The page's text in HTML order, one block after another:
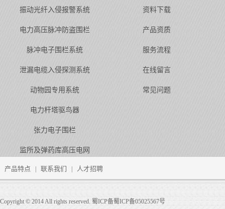
振动光纤入侵报警系统
电力高压脉冲防盗围栏
脉冲电子围栏系统
泄漏电缆入侵探测系统
动物园专用系统
电力杆塔驱鸟器
张力电子围栏
监所及弹药库高压电网
资料下载
产品资质
服务流程
在线留言
常见问题
产品特点 联系我们 人才招聘
Copyright © 2014 All rights reserved. 蜀ICP备蜀ICP备05025567号